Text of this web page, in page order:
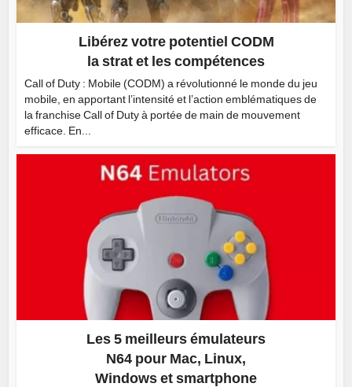
Libérez votre potentiel CODM
la strat et les compétences
Call of Duty : Mobile (CODM) a révolutionné le monde du jeu
mobile, en apportant l’intensité et l’action emblématiques de
la franchise Call of Duty à portée de main de mouvement
efficace. En...
Les 5 meilleurs émulateurs
N64 pour Mac, Linux,
Windows et smartphone